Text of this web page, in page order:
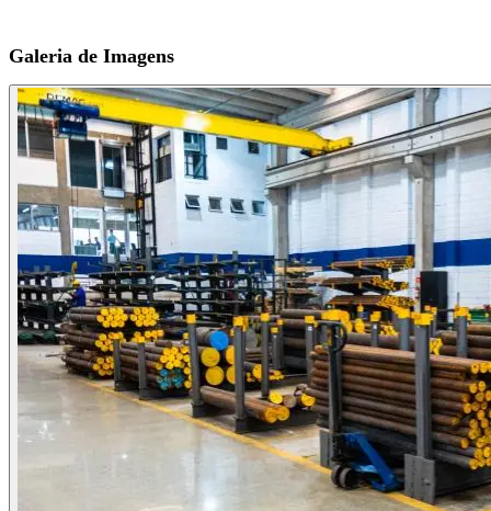
Galeria de Imagens